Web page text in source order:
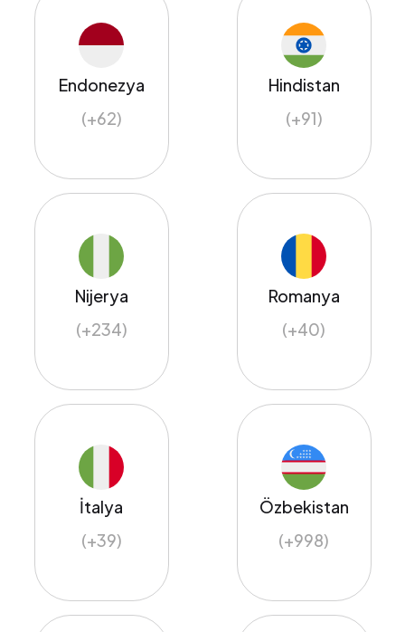
Endonezya
(+62)
Hindistan
(+91)
Nijerya
(+234)
Romanya
(+40)
İtalya
(+39)
Özbekistan
(+998)